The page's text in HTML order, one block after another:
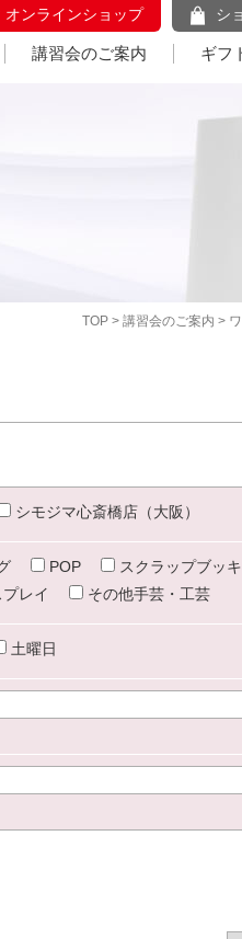
オンラインショップ シ
講習会のご案内 ギフ
TOP > 講習会のご案内 >
シモジマ心斎橋店（大阪）
POP
スクラップブッ
レイ その他手芸・工芸
土曜日